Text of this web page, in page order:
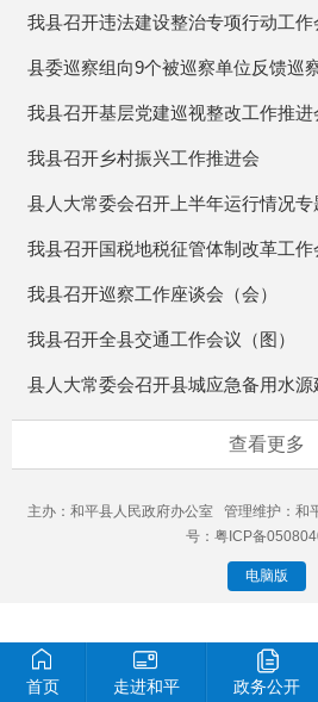
我县召开违法建设整治专项行动工作
县委巡察组向9个被巡察单位反馈巡
我县召开基层党建巡视整改工作推进
我县召开乡村振兴工作推进会
县人大常委会召开上半年运行情况专
我县召开国税地税征管体制改革工作
我县召开巡察工作座谈会（会）
我县召开全县交通工作会议（图）
县人大常委会召开县城应急备用水源建设
查看更多
主办：和平县人民政府办公室 管理维护：
号：粤ICP备
电脑版
首页 走进和平 政务公开